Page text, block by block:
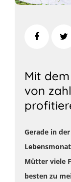
Mit
von
Gerade in
Mütter viele
besten zu